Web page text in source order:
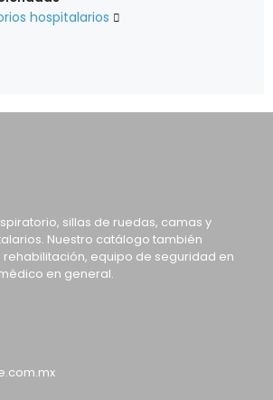
hospitalarios 
sillas de ruedas, camas y
Nuestro catálogo también
equipo de seguridad en
en general.